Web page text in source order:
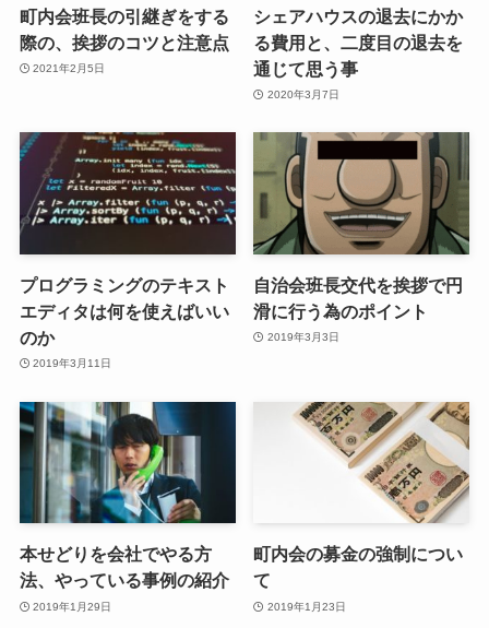
町内会班長の引継ぎをする
際の、挨拶のコツと注意点
2021年2月5日
シェアハウスの退去にかか
る費用と、二度目の退去を
通じて思う事
2020年3月7日
プログラミングのテキスト
エディタは何を使えばいい
のか
2019年3月11日
自治会班長交代を挨拶で円
滑に行う為のポイント
2019年3月3日
本せどりを会社でやる方
法、やっている事例の紹介
2019年1月29日
町内会の募金の強制につい
て
2019年1月23日